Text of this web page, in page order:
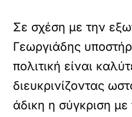
Σε σχέση με την
Γεωργιάδης
πολιτική είναι
διευκρινίζοντας
άδικη η σύγκριση